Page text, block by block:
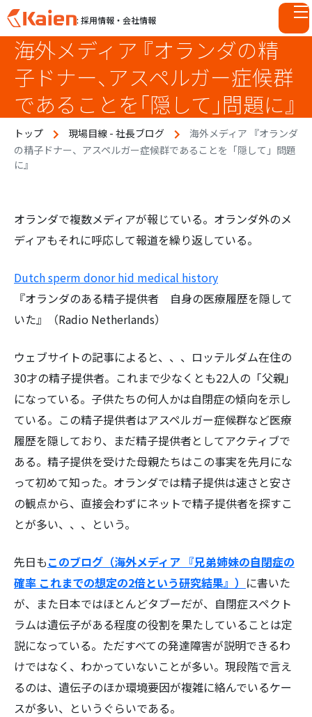
: 採用情報・会社情報
海外メディア 『オランダの精
子ドナー、アスペルガー症候群
であることを「隠して」問題に』
トップ 現場目線 - 社長ブログ
海外メディア 『オランダ
の精子ドナー、アスペルガー症候群であることを「隠して」問題
に』
オランダで複数メディアが報じている。オランダ外のメ
ディアもそれに呼応して報道を繰り返している。
Dutch sperm donor hid medical history
『オランダのある精子提供者 自身の医療履歴を隠して
いた』（Radio Netherlands）
ウェブサイトの記事によると、、、ロッテルダム在住の
30才の精子提供者。これまで少なくとも22人の「父親」
になっている。子供たちの何人かは自閉症の傾向を示し
ている。この精子提供者はアスペルガー症候群など医療
履歴を隠しており、まだ精子提供者としてアクティブで
ある。精子提供を受けた母親たちはこの事実を先月にな
って初めて知った。オランダでは精子提供は速さと安さ
の観点から、直接会わずにネットで精子提供者を探すこ
とが多い、、、という。
先日もこのブログ（海外メディア 『兄弟姉妹の自閉症の
確率 これまでの想定の2倍という研究結果』） に書いた
が、また日本ではほとんどタブーだが、自閉症スペクト
ラムは遺伝子がある程度の役割を果たしていることは定
説になっている。ただすべての発達障害が説明できるわ
けではなく、わかっていないことが多い。現段階で言え
るのは、遺伝子のほか環境要因が複雑に絡んでいるケー
スが多い、というぐらいである。